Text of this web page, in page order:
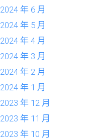
2024 年 6 月
2024 年 5 月
2024 年 4 月
2024 年 3 月
2024 年 2 月
2024 年 1 月
2023 年 12 月
2023 年 11 月
2023 年 10 月